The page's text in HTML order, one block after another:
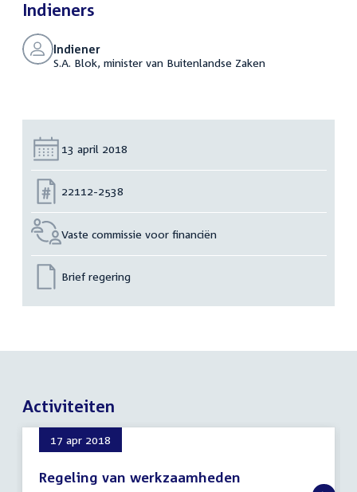
Indieners
Indiener
S.A. Blok, minister van Buitenlandse Zaken
Datum:
13 april 2018
Nummer:
22112-2538
Vaste commissie voor financiën
Brief regering
Activiteiten
17 apr 2018
Regeling van werkzaamheden